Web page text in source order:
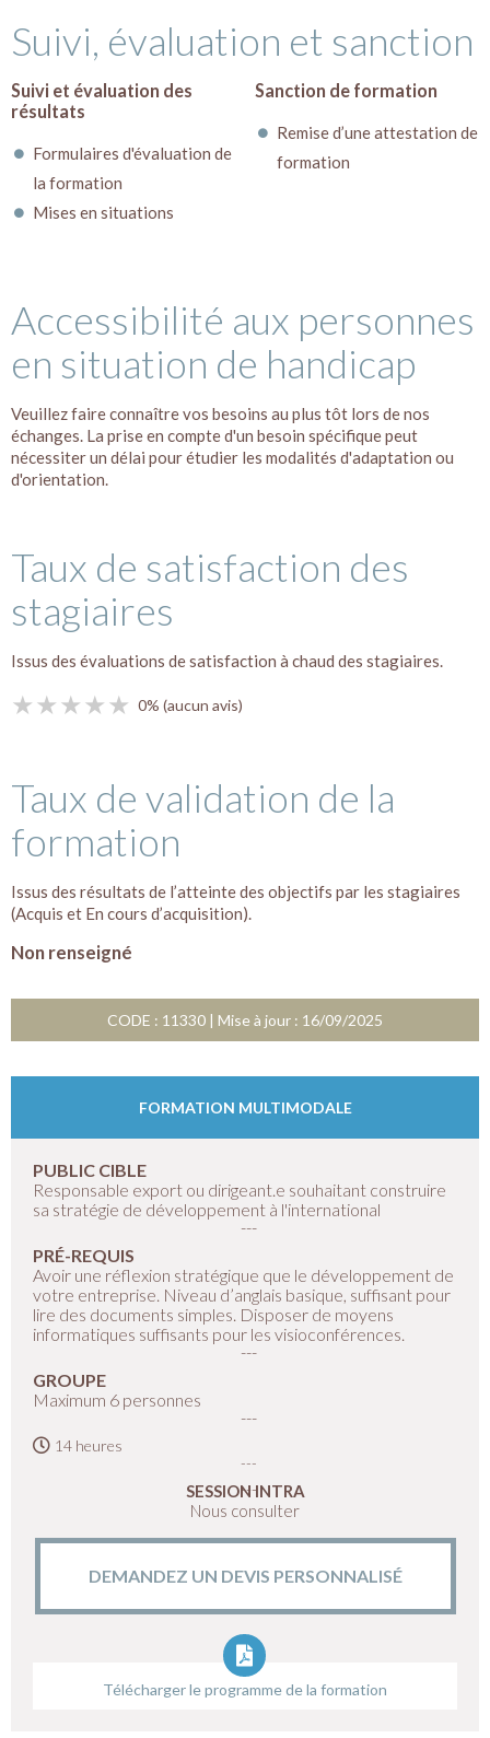
Suivi, évaluation et sanction
Suivi et évaluation des
résultats
Formulaires d'évaluation de
la formation
Mises en situations
Sanction de formation
Remise d’une attestation de
formation
Accessibilité aux personnes
en situation de handicap
Veuillez faire connaître vos besoins au plus tôt lors de nos
échanges. La prise en compte d'un besoin spécifique peut
nécessiter un délai pour étudier les modalités d'adaptation ou
d'orientation.
Taux de satisfaction des
stagiaires
Issus des évaluations de satisfaction à chaud des stagiaires.
★★★★★
★★★★★ 0% (aucun avis)
Taux de validation de la
formation
Issus des résultats de l’atteinte des objectifs par les stagiaires
(Acquis et En cours d’acquisition).
Non renseigné
CODE : 11330 | Mise à jour : 16/09/2025
FORMATION MULTIMODALE
PUBLIC CIBLE
Responsable export ou dirigeant.e souhaitant construire
sa stratégie de développement à l'international
PRÉ-REQUIS
Avoir une réflexion stratégique que le développement de
votre entreprise. Niveau d’anglais basique, suffisant pour
lire des documents simples. Disposer de moyens
informatiques suffisants pour les visioconférences.
GROUPE
Maximum 6 personnes
14 heures
SESSION INTRA
Nous consulter
DEMANDEZ UN DEVIS PERSONNALISÉ
Télécharger le programme de la formation